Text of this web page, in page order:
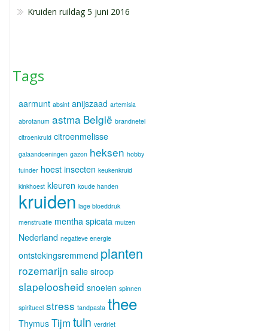
Kruiden ruildag 5 juni 2016
Tags
aarmunt absint anijszaad artemisia
abrotanum astma België brandnetel
citroenkruid citroenmelisse
galaandoeningen gazon heksen hobby
tuinder hoest insecten keukenkruid
kinkhoest kleuren koude handen
kruiden lage bloeddruk
menstruatie mentha spicata muizen
Nederland negatieve energie
ontstekingsremmend planten
rozemarijn salie siroop
slapeloosheid snoeien spinnen
spiritueel stress tandpasta thee
Thymus Tijm tuin verdriet